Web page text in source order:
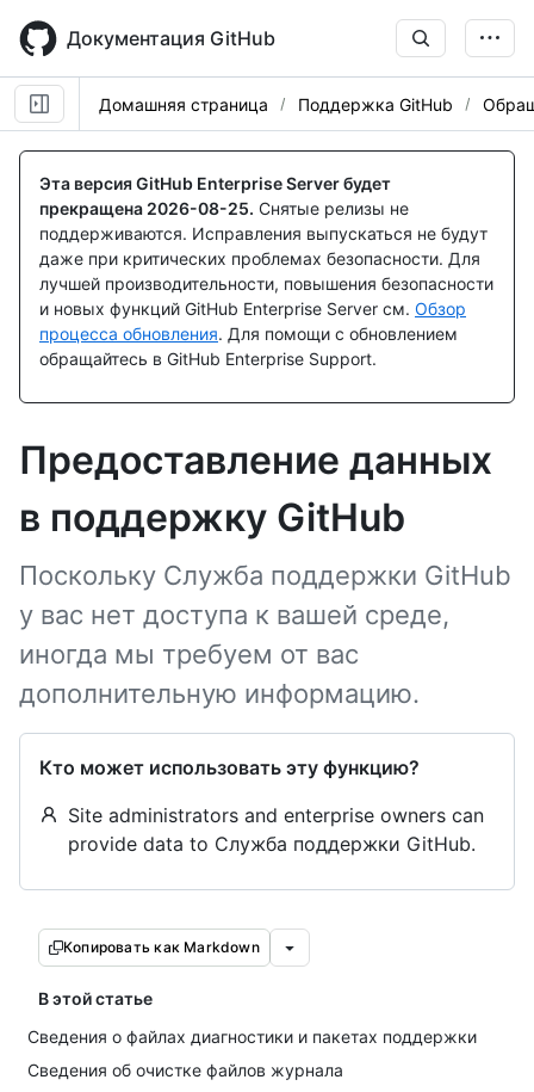
main
content
Документация GitHub
Домашняя страница Поддержка GitHub
Эта версия GitHub Enterprise Server будет
прекращена 2026-08-25. Снятые релизы не
поддерживаются. Исправления выпускаться не будут
даже при критических проблемах безопасности. Для
лучшей производительности, повышения безопасности
и новых функций GitHub Enterprise Server см. Обзор
процесса обновления. Для помощи с обновлением
обращайтесь в GitHub Enterprise Support.
Предоставление данных
в поддержку GitHub
Поскольку Служба поддержки GitHub
у вас нет доступа к вашей среде,
иногда мы требуем от вас
дополнительную информацию.
Кто может использовать эту функцию?
Site administrators and enterprise owners can
provide data to Служба поддержки GitHub.
Копировать как Markdown
В этой статье
Сведения о файлах диагностики и пакетах поддержки
Сведения об очистке файлов журнала